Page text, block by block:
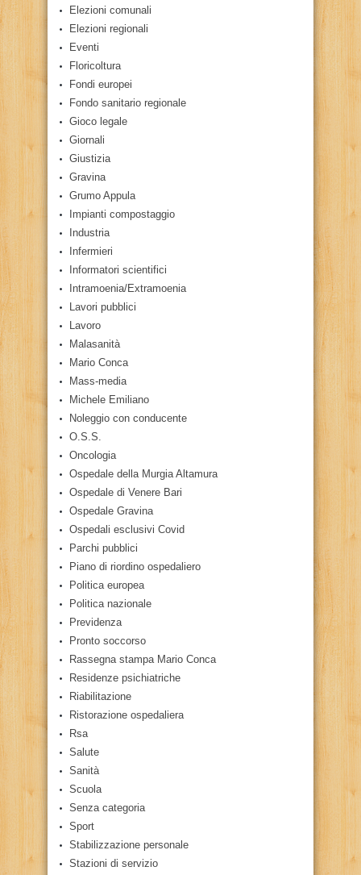
Elezioni comunali
Elezioni regionali
Eventi
Floricoltura
Fondi europei
Fondo sanitario regionale
Gioco legale
Giornali
Giustizia
Gravina
Grumo Appula
Impianti compostaggio
Industria
Infermieri
Informatori scientifici
Intramoenia/Extramoenia
Lavori pubblici
Lavoro
Malasanità
Mario Conca
Mass-media
Michele Emiliano
Noleggio con conducente
O.S.S.
Oncologia
Ospedale della Murgia Altamura
Ospedale di Venere Bari
Ospedale Gravina
Ospedali esclusivi Covid
Parchi pubblici
Piano di riordino ospedaliero
Politica europea
Politica nazionale
Previdenza
Pronto soccorso
Rassegna stampa Mario Conca
Residenze psichiatriche
Riabilitazione
Ristorazione ospedaliera
Rsa
Salute
Sanità
Scuola
Senza categoria
Sport
Stabilizzazione personale
Stazioni di servizio